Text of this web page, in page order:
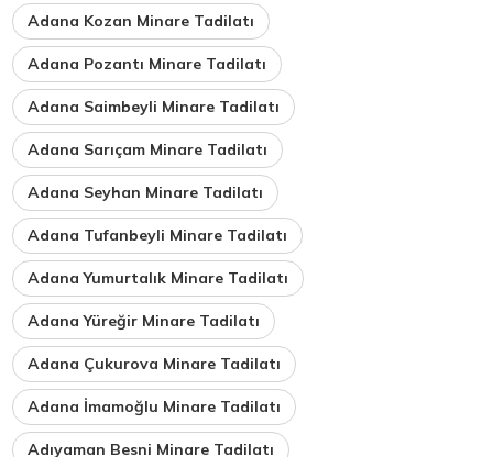
Adana Kozan Minare Tadilatı
Adana Pozantı Minare Tadilatı
Adana Saimbeyli Minare Tadilatı
Adana Sarıçam Minare Tadilatı
Adana Seyhan Minare Tadilatı
Adana Tufanbeyli Minare Tadilatı
Adana Yumurtalık Minare Tadilatı
Adana Yüreğir Minare Tadilatı
Adana Çukurova Minare Tadilatı
Adana İmamoğlu Minare Tadilatı
Adıyaman Besni Minare Tadilatı